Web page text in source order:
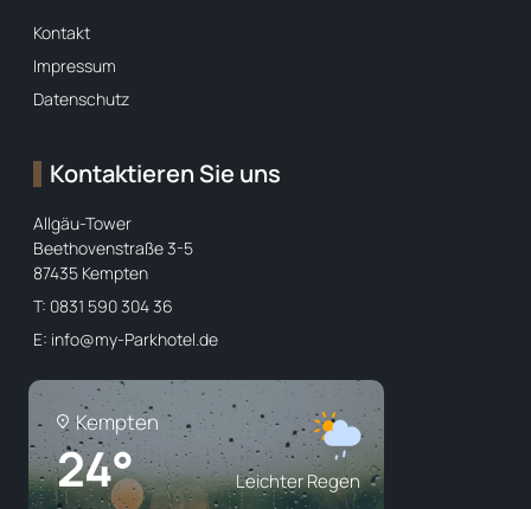
Kontakt
Impressum
Datenschutz
Kontaktieren Sie uns
Allgäu-Tower
Beethovenstraße 3-5
87435 Kempten
T: 0831 590 304 36
E: info@my-Parkhotel.de
Kempten
24° Leichter Regen